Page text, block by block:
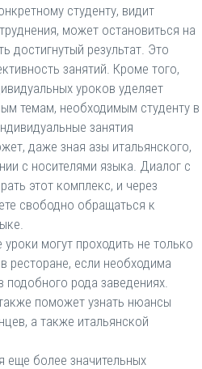
студенту, видит
может остановиться на
достигнутый результат. Это
занятий. Кроме того,
уроков уделяет
темам, необходимым студенту в
занятия
даже зная азы итальянского,
с носителями языка. Диалог с
этот комплекс, и через
свободно обращаться к
могут проходить не только
ресторане, если необходима
подобного рода заведениях.
поможет узнать нюансы
а также итальянской
еще более значительных